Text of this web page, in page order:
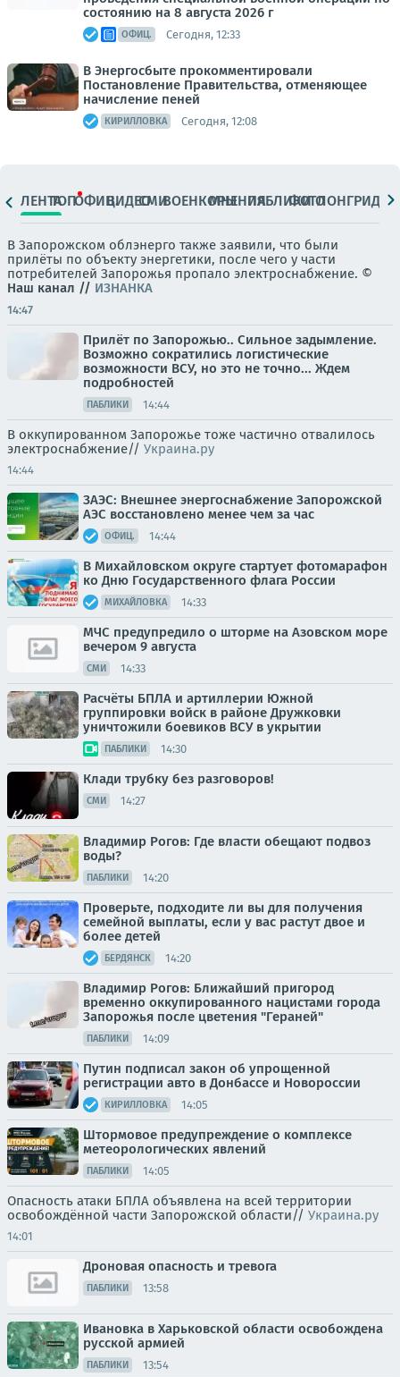
состоянию на 8 августа 2026 г
ОФИЦ. Сегодня, 12:33
В Энергосбыте прокомментировали
Постановление Правительства, отменяющее
начисление пеней
КИРИЛЛОВКА Сегодня, 12:08
ЛЕНТАТОПОФИЦ.ВИДЕОСМИВОЕНКОРЫМНЕНИЯПАБЛИКИ
ФОТОЛОНГРИДЫ
В Запорожском облэнерго также заявили, что были
прилёты по объекту энергетики, после чего у части
потребителей Запорожья пропало электроснабжение. ©
Наш канал // ИЗНАНКА
14:47
Прилёт по Запорожью.. Сильное задымление.
Возможно сократились логистические
возможности ВСУ, но это не точно... Ждем
подробностей
ПАБЛИКИ 14:44
В оккупированном Запорожье тоже частично отвалилось
электроснабжение// Украина.ру
14:44
ЗАЭС: Внешнее энергоснабжение Запорожской
АЭС восстановлено менее чем за час
ОФИЦ. 14:44
В Михайловском округе стартует фотомарафон
ко Дню Государственного флага России
МИХАЙЛОВКА 14:33
МЧС предупредило о шторме на Азовском море
вечером 9 августа
СМИ 14:33
Расчёты БПЛА и артиллерии Южной
группировки войск в районе Дружковки
уничтожили боевиков ВСУ в укрытии
ПАБЛИКИ 14:30
Клади трубку без разговоров!
СМИ 14:27
Владимир Рогов: Где власти обещают подвоз
воды?
ПАБЛИКИ 14:20
Проверьте, подходите ли вы для получения
семейной выплаты, если у вас растут двое и
более детей
БЕРДЯНСК 14:20
Владимир Рогов: Ближайший пригород
временно оккупированного нацистами города
Запорожья после цветения "Гераней"
ПАБЛИКИ 14:09
Путин подписал закон об упрощенной
регистрации авто в Донбассе и Новороссии
КИРИЛЛОВКА 14:05
Штормовое предупреждение о комплексе
метеорологических явлений
ПАБЛИКИ 14:05
Опасность атаки БПЛА объявлена на всей территории
освобождённой части Запорожской области// Украина.ру
14:01
Дроновая опасность и тревога
ПАБЛИКИ 13:58
Ивановка в Харьковской области освобождена
русской армией
ПАБЛИКИ 13:54